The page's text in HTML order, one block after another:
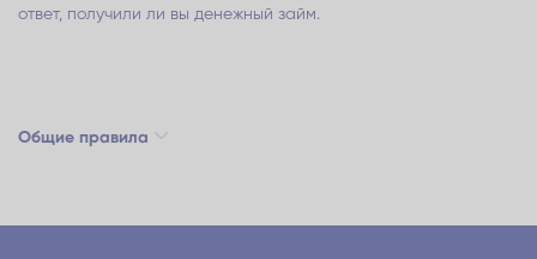
ответ, получили ли вы денежный займ.
Общие правила